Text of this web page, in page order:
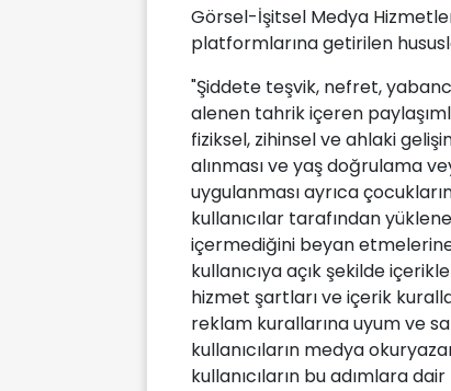
Görsel-İşitsel Medya
platformlarına getirilen
"Şiddete teşvik, nefret,
alenen tahrik içeren
fiziksel, zihinsel ve ahlaki
alınması ve yaş doğrulama
uygulanması ayrıca
kullanıcılar tarafından
içermediğini beyan
kullanıcıya açık şekilde
hizmet şartları ve içerik
reklam kurallarına uyum ve
kullanıcıların medya
kullanıcıların bu adımlara